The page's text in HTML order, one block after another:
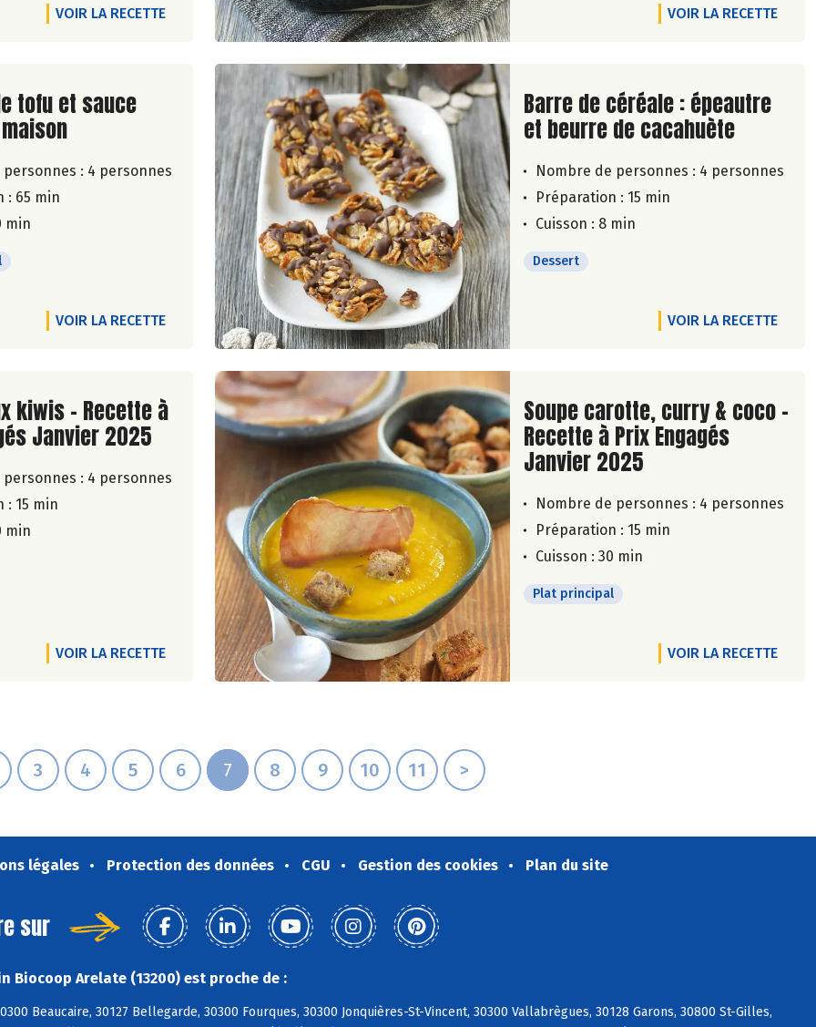
VOIR LA RECETTE VOIR LA RECETTE
de la recette
tofu et sauce
: 4 personnes
: 65 min
min
VOIR LA RECETTE
Lire la suite de la recette
Barre de céréale : épeautre
et beurre de cacahuète
Nombre de personnes : 4 personnes
Préparation : 15 min
Cuisson : 8 min
Dessert
VOIR LA RECETTE
de la recette
kiwis - Recette à
Janvier 2025
: 4 personnes
: 15 min
min
VOIR LA RECETTE
Lire la suite de la recette
Soupe carotte, curry & coco -
Recette à Prix Engagés
Janvier 2025
Nombre de personnes : 4 personnes
Préparation : 15 min
Cuisson : 30 min
Plat principal
VOIR LA RECETTE
3 4 5 6 7 8 9 10 11 >
légales Protection des données CGU Gestion des cookies Plan du site
sur
Biocoop Arelate (13200) est proche de :
Beaucaire, 30127 Bellegarde, 30300 Fourques, 30300 Jonquières-St-Vincent, 30300 Vallabrègues, 30128 Garons, 30800 St-Gilles,